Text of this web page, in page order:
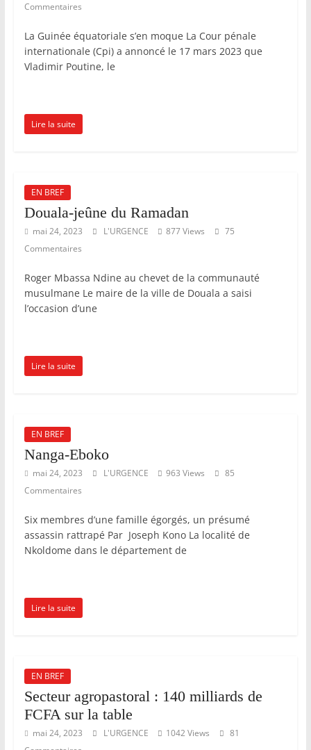
Commentaires
La Guinée équatoriale s’en moque La Cour pénale
internationale (Cpi) a annoncé le 17 mars 2023 que
Vladimir Poutine, le
Lire la suite
EN BREF
Douala-jeûne du Ramadan
mai 24, 2023 L'URGENCE 877 Views
75
Commentaires
Roger Mbassa Ndine au chevet de la communauté
musulmane Le maire de la ville de Douala a saisi
l’occasion d’une
Lire la suite
EN BREF
Nanga-Eboko
mai 24, 2023 L'URGENCE 963 Views
85
Commentaires
Six membres d’une famille égorgés, un présumé
assassin rattrapé Par Joseph Kono La localité de
Nkoldome dans le département de
Lire la suite
EN BREF
Secteur agropastoral : 140 milliards de
FCFA sur la table
mai 24, 2023 L'URGENCE 1042 Views
81